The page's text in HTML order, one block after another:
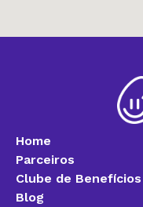
Home
Parceiros
Clube de Benefícios
Blog